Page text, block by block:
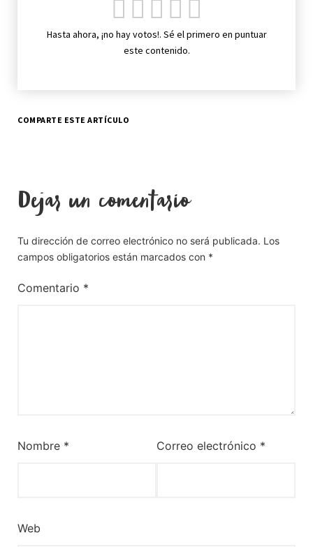
Hasta ahora, ¡no hay votos!. Sé el primero en puntuar
este contenido.
COMPARTE ESTE ARTÍCULO
Dejar un comentario
Tu dirección de correo electrónico no será publicada. Los
campos obligatorios están marcados con *
Comentario *
Nombre * Correo electrónico *
Web